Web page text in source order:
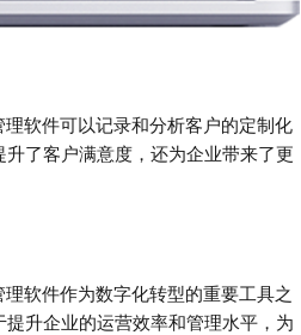
软件可以记录和分析客户的定制化
了客户满意度，还为企业带来了更
软件作为数字化转型的重要工具之
升企业的运营效率和管理水平，为